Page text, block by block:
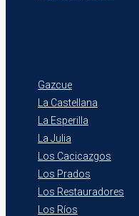
Gazcue
La Castellana
La Esperilla
La Julia
Los Cacicazgos
Los Prados
Los Restauradores
Los Ríos